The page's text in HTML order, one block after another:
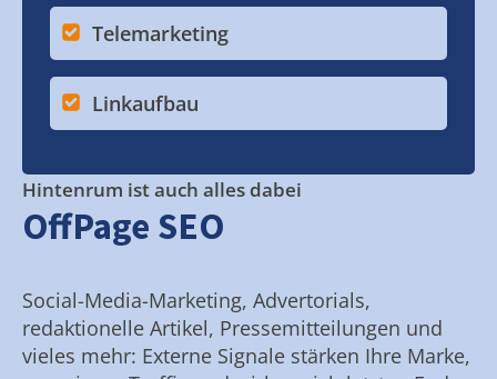
Telemarketing
Linkaufbau
Hintenrum ist auch alles dabei
OffPage SEO
Social-Media-Marketing, Advertorials,
redaktionelle Artikel, Pressemitteilungen und
vieles mehr: Externe Signale stärken Ihre Marke,